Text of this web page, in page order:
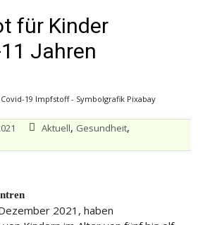
für Kinder
Jahren
19 Impfstoff - Symbolgrafik Pixabay
Aktuell, Gesundheit,
2021, haben